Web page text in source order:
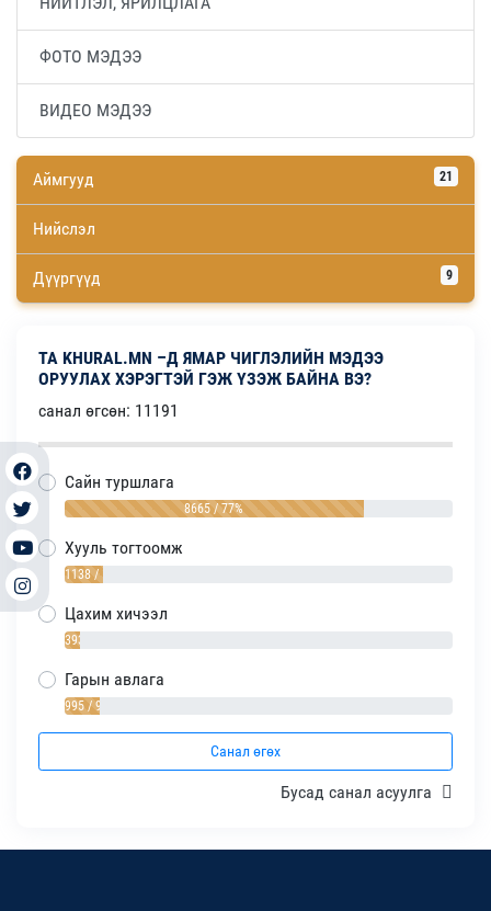
ФОТО МЭДЭЭ
ВИДЕО МЭДЭЭ
Аймгууд 21
Нийслэл
Дүүргүүд 9
ТА KHURAL.MN –Д ЯМАР ЧИГЛЭЛИЙН МЭДЭЭ
ОРУУЛАХ ХЭРЭГТЭЙ ГЭЖ ҮЗЭЖ БАЙНА ВЭ?
санал өгсөн: 11191
Сайн туршлага
8665 / 77%
Хууль тогтоомж
1138 / 10%
Цахим хичээл
393 / 4%
Гарын авлага
995 / 9%
Санал өгөх
Бусад санал асуулга